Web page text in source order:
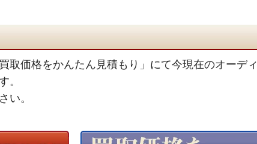
取価格をかんたん見積もり」にて今現在のオーディ
。
い。